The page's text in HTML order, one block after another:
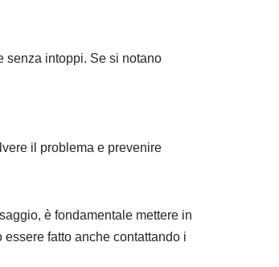
senza intoppi. Se si notano
il problema e prevenire
è fondamentale mettere in
fatto anche contattando i